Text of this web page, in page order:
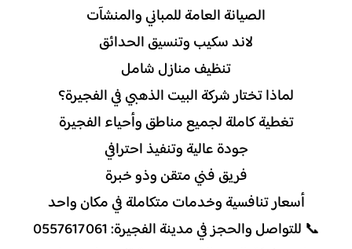
الصيانة العامة للمباني والمنشآت
لاند سكيب وتنسيق الحدائق
تنظيف منازل شامل
لماذا تختار شركة البيت الذهبي في الفجيرة؟
تغطية كاملة لجميع مناطق وأحياء الفجيرة
جودة عالية وتنفيذ احترافي
فريق فني متقن وذو خبرة
أسعار تنافسية وخدمات متكاملة في مكان واحد
📞 للتواصل والحجز في مدينة الفجيرة: 0557617061